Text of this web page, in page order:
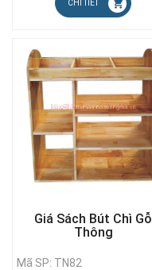
CHI TIẾT
Giá Sách Bút Chì Gỗ
Thông
Mã SP: TN82